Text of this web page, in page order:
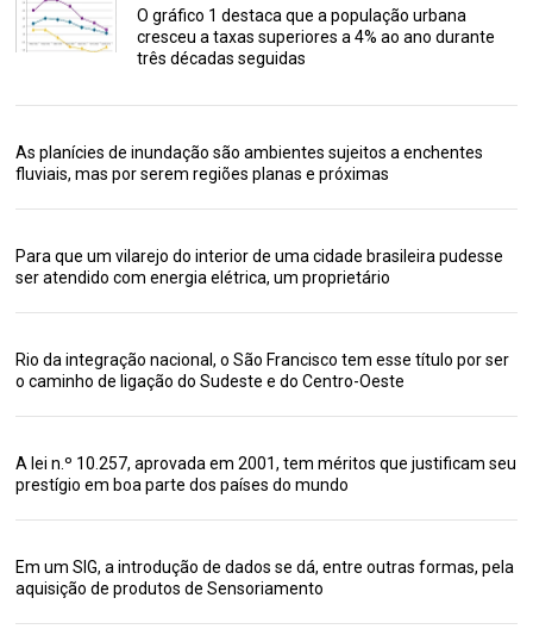
O gráfico 1 destaca que a população urbana
cresceu a taxas superiores a 4% ao ano durante
três décadas seguidas
As planícies de inundação são ambientes sujeitos a enchentes
fluviais, mas por serem regiões planas e próximas
Para que um vilarejo do interior de uma cidade brasileira pudesse
ser atendido com energia elétrica, um proprietário
Rio da integração nacional, o São Francisco tem esse título por ser
o caminho de ligação do Sudeste e do Centro-Oeste
A lei n.º 10.257, aprovada em 2001, tem méritos que justificam seu
prestígio em boa parte dos países do mundo
Em um SIG, a introdução de dados se dá, entre outras formas, pela
aquisição de produtos de Sensoriamento